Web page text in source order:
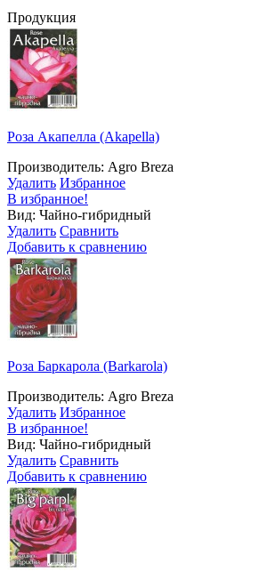
Продукция
Роза Акапелла (Akapella)
Производитель: Agro Breza
Удалить Избранное
В избранное!
Вид: Чайно-гибридный
Удалить Сравнить
Добавить к сравнению
Роза Баркарола (Barkarola)
Производитель: Agro Breza
Удалить Избранное
В избранное!
Вид: Чайно-гибридный
Удалить Сравнить
Добавить к сравнению